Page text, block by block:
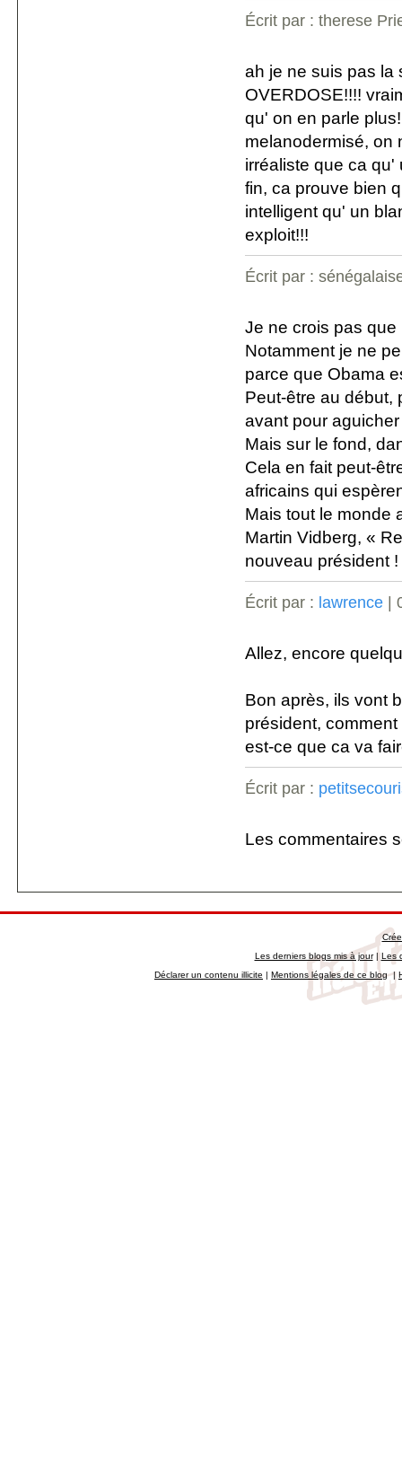
Écrit par : therese
ah je ne suis pas la
OVERDOSE!!!!
qu' on en parle
melanodermisé, on
irréaliste que ca qu'
fin, ca prouve bien
intelligent qu' un
exploit!!!
Écrit par :
Je ne crois pas
Notamment je ne
parce que Obama
Peut-être au début,
avant pour
Mais sur le fond,
Cela en fait peut-
africains qui
Mais tout le monde
Martin Vidberg, «
nouveau président
Écrit par : lawrence |
Allez, encore
Bon après, ils vont
président,
est-ce que ca va
Écrit par :
Les commentaires
Les derniers blogs mis à jour|Les
Déclarer un contenu illicite | Mentions légales de ce blog|